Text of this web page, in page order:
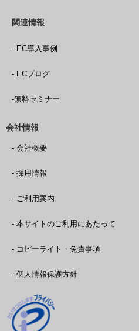
関連情報
- EC導入事例
- ECブログ
-無料セミナー
会社情報
- 会社概要
- 採用情報
- ご利用案内
- 本サイトのご利用にあたって
- コピーライト・免責事項
- 個人情報保護方針